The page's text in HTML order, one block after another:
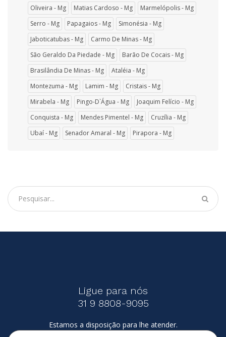
Oliveira - Mg
Matias Cardoso - Mg
Marmelópolis - Mg
Serro - Mg
Papagaios - Mg
Simonésia - Mg
Jaboticatubas - Mg
Carmo De Minas - Mg
São Geraldo Da Piedade - Mg
Barão De Cocais - Mg
Brasilândia De Minas - Mg
Ataléia - Mg
Montezuma - Mg
Lamim - Mg
Cristais - Mg
Mirabela - Mg
Pingo-D`Água - Mg
Joaquim Felício - Mg
Conquista - Mg
Mendes Pimentel - Mg
Cruzília - Mg
Ubaí - Mg
Senador Amaral - Mg Pirapora - Mg
Ligue para nós
31 9 8808-9095
Estamos a disposição para lhe atender.